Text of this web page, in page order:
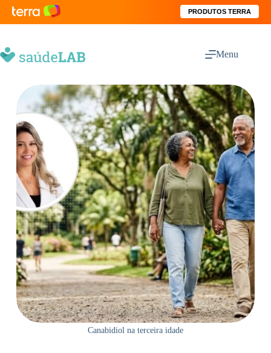
PRODUTOS TERRA
Menu
Canabidiol na terceira idade